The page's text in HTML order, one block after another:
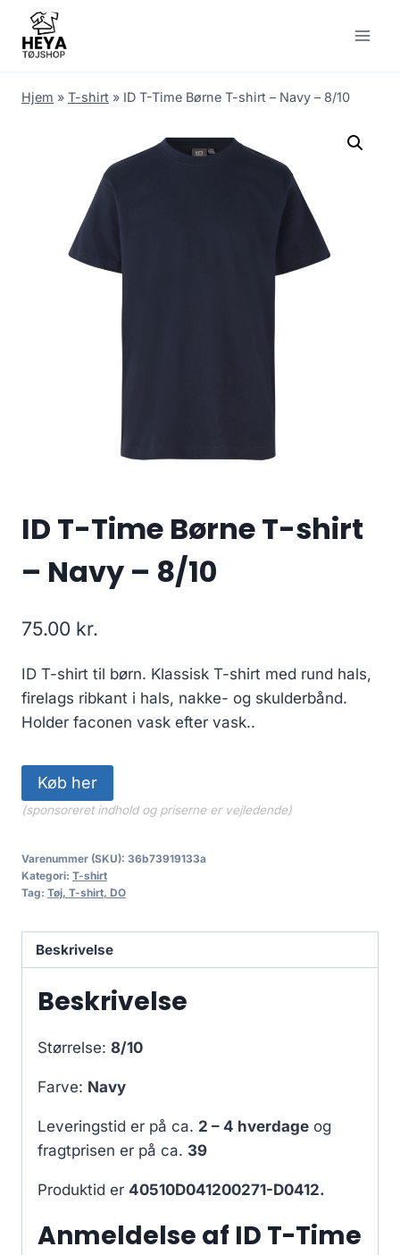
content
Hjem » T-shirt » ID T-Time Børne T-shirt – Navy – 8/10
ID T-Time Børne T-shirt
– Navy – 8/10
75.00 kr.
ID T-shirt til børn. Klassisk T-shirt med rund hals,
firelags ribkant i hals, nakke- og skulderbånd.
Holder faconen vask efter vask..
Køb her
(sponsoreret indhold og priserne er vejledende)
Varenummer (SKU): 36b73919133a
Kategori: T-shirt
Tag: Tøj, T-shirt, DO
Beskrivelse
Beskrivelse
Størrelse: 8/10
Farve: Navy
Leveringstid er på ca. 2 – 4 hverdage og
fragtprisen er på ca. 39
Produktid er 40510D041200271-D0412.
Anmeldelse af ID T-Time